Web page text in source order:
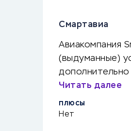
Смартавиа
Авиакомпания
(выдуманные)
Читать далее
ПЛЮСЫ
Нет